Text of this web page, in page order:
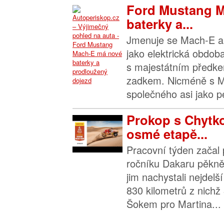
Ford Mustang
baterky a...
Jmenuje se Mach-E
jako elektrická
s majestátním
zadkem. Nicméně s
společného asi jako
Prokop s
osmé etapě...
Pracovní týden
ročníku Dakaru
jim nachystali
830 kilometrů z
Šokem pro Martina...